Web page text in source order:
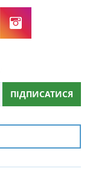
ПІДПИСАТИСЯ